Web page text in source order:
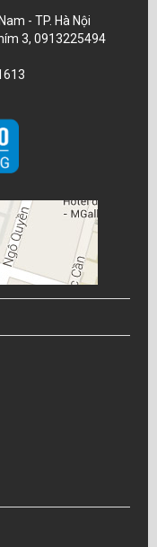
- TP. Hà Nội
3, 0913225494